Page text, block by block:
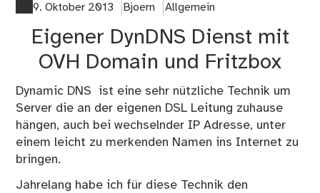
9. Oktober 2013 Bjoern Allgemein
Eigener DynDNS Dienst mit
OVH Domain und Fritzbox
Dynamic DNS
ist eine sehr nützliche Technik um
Server die an der eigenen DSL Leitung zuhause
hängen, auch bei wechselnder IP Adresse, unter
einem leicht zu merkenden Namen ins Internet zu
bringen.
Jahrelang habe ich für diese Technik den